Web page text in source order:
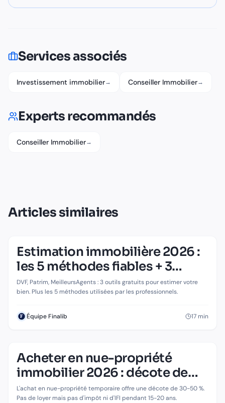
Services associés
Investissement immobilier→ Conseiller Immobilier→
Experts recommandés
Conseiller Immobilier→
Articles similaires
IMMOBILIER
Estimation immobilière 2026 : les 5
méthodes fiables + 3 outils gratuits
Estimation immobilière 2026 :
les 5 méthodes fiables + 3
outils gratuits
DVF, Patrim, MeilleursAgents : 3 outils gratuits pour estimer votre
bien. Plus les 5 méthodes utilisées par les professionnels.
Équipe Finalib 17min
IMMOBILIER
Acheter en nue-propriété immobilier
2026 : décote de 30-50 % et zéro gestion
Acheter en nue-propriété
immobilier 2026 : décote de
30-50 % et zéro gestion
L'achat en nue-propriété temporaire offre une décote de 30-50 %.
Pas de loyer mais pas d'impôt ni d'IFI pendant 15-20 ans.